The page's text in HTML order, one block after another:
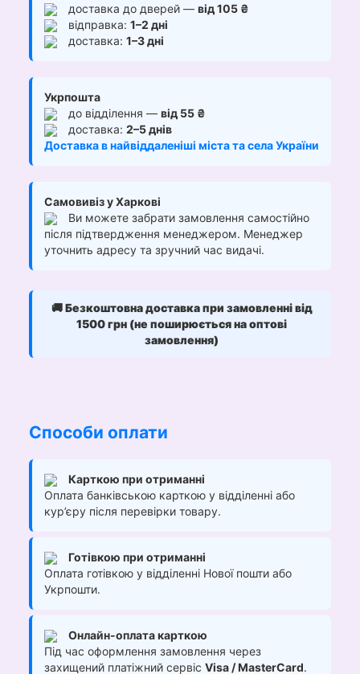
доставка до дверей — від 105 ₴
відправка: 1–2 дні
доставка: 1–3 дні
Укрпошта
до відділення — від 55 ₴
доставка: 2–5 днів
Доставка в найвіддаленіші міста та села України
Самовивіз у Харкові
Ви можете забрати замовлення самостійно
після підтвердження менеджером. Менеджер
уточнить адресу та зручний час видачі.
🚚Безкоштовна доставка при замовленні від
1500 грн (не поширюється на оптові
замовлення)
Способи оплати
Карткою при отриманні
Оплата банківською карткою у відділенні або
кур’єру після перевірки товару.
Готівкою при отриманні
Оплата готівкою у відділенні Нової пошти або
Укрпошти.
Онлайн-оплата карткою
Під час оформлення замовлення через
захищений платіжний сервіс Visa / MasterCard.